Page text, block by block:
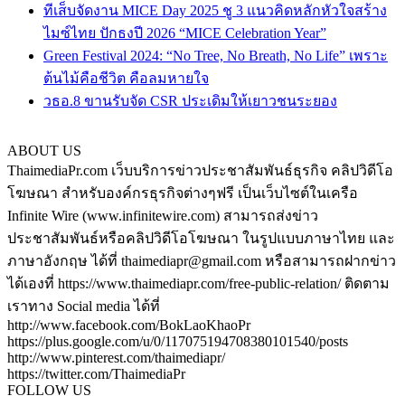
ทีเส็บจัดงาน MICE Day 2025 ชู 3 แนวคิดหลักหัวใจสร้าง
ไมซ์ไทย ปักธงปี 2026 “MICE Celebration Year”
Green Festival 2024: “No Tree, No Breath, No Life” เพราะ
ต้นไม้คือชีวิต คือลมหายใจ
วธอ.8 ขานรับจัด CSR ประเดิมให้เยาวชนระยอง
ABOUT US
ThaimediaPr.com เว็บบริการข่าวประชาสัมพันธ์ธุรกิจ คลิปวิดีโอ
โฆษณา สำหรับองค์กรธุรกิจต่างๆฟรี เป็นเว็บไซต์ในเครือ
Infinite Wire (www.infinitewire.com) สามารถส่งข่าว
ประชาสัมพันธ์หรือคลิปวิดีโอโฆษณา ในรูปแบบภาษาไทย และ
ภาษาอังกฤษ ได้ที่ thaimediapr@gmail.com หรือสามารถฝากข่าว
ได้เองที่ https://www.thaimediapr.com/free-public-relation/ ติดตาม
เราทาง Social media ได้ที่
http://www.facebook.com/BokLaoKhaoPr
https://plus.google.com/u/0/117075194708380101540/posts
http://www.pinterest.com/thaimediapr/
https://twitter.com/ThaimediaPr
FOLLOW US